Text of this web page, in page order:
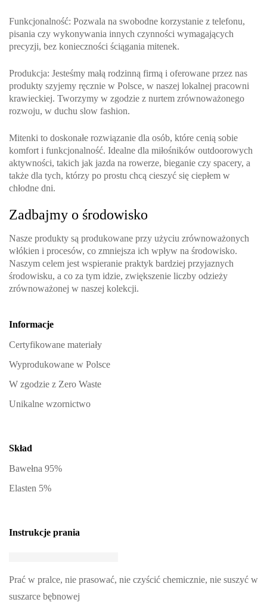
Funkcjonalność: Pozwala na swobodne korzystanie z telefonu,
pisania czy wykonywania innych czynności wymagających
precyzji, bez konieczności ściągania mitenek.
Produkcja: Jesteśmy małą rodzinną firmą i oferowane przez nas
produkty szyjemy ręcznie w Polsce, w naszej lokalnej pracowni
krawieckiej. Tworzymy w zgodzie z nurtem zrównoważonego
rozwoju, w duchu slow fashion.
Mitenki to doskonałe rozwiązanie dla osób, które cenią sobie
komfort i funkcjonalność. Idealne dla miłośników outdoorowych
aktywności, takich jak jazda na rowerze, bieganie czy spacery, a
także dla tych, którzy po prostu chcą cieszyć się ciepłem w
chłodne dni.
Zadbajmy o środowisko
Nasze produkty są produkowane przy użyciu zrównoważonych
włókien i procesów, co zmniejsza ich wpływ na środowisko.
Naszym celem jest wspieranie praktyk bardziej przyjaznych
środowisku, a co za tym idzie, zwiększenie liczby odzieży
zrównoważonej w naszej kolekcji.
Informacje
Certyfikowane materiały
Wyprodukowane w Polsce
W zgodzie z Zero Waste
Unikalne wzornictwo
Skład
Bawełna 95%
Elasten 5%
Instrukcje prania
Prać w pralce, nie prasować, nie czyścić chemicznie, nie suszyć w
suszarce bębnowej